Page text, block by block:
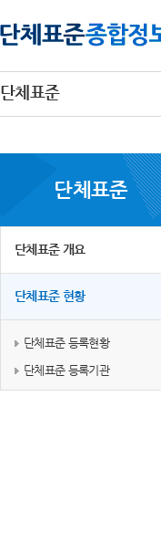
단체표준
단체표준
단체표준 개요
단체표준 현황
단체표준 등록현황
단체표준 등록기관